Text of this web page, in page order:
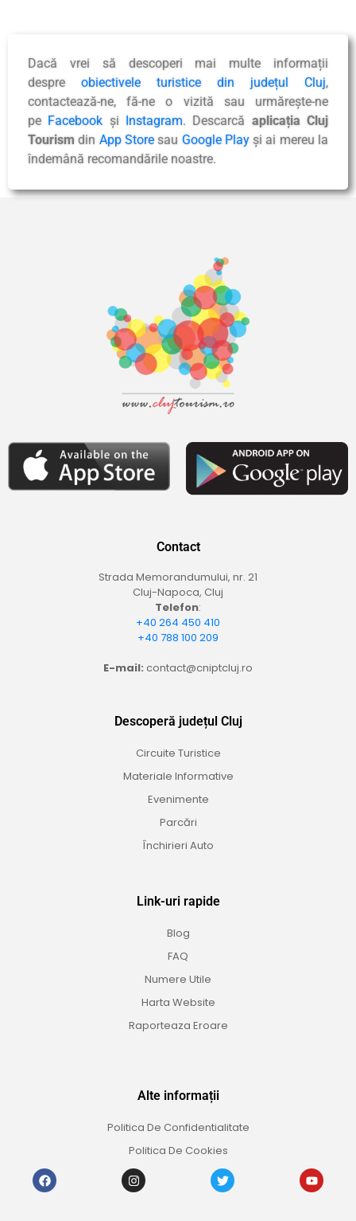
Dacă vrei să descoperi mai multe informații
despre obiectivele turistice din județul Cluj,
contactează-ne, fă-ne o vizită sau urmărește-ne
pe Facebook și Instagram. Descarcă aplicația Cluj
Tourism din App Storesau Google Playși ai mereu la
îndemână recomandările noastre.
Contact
Strada Memorandumului, nr. 21
Cluj-Napoca, Cluj
Telefon:
+40 264 450 410
+40 788 100 209
E-mail: contact@cniptcluj.ro
Descoperă județul Cluj
Circuite Turistice
Materiale Informative
Evenimente
Parcări
Închirieri Auto
Link-uri rapide
Blog
FAQ
Numere Utile
Harta Website
Raporteaza Eroare
Alte informații
Politica De Confidentialitate
Politica De Cookies